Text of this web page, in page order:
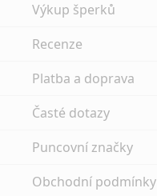
Výkup šperků
Recenze
Platba a doprava
Časté dotazy
Puncovní značky
Obchodní podmínky